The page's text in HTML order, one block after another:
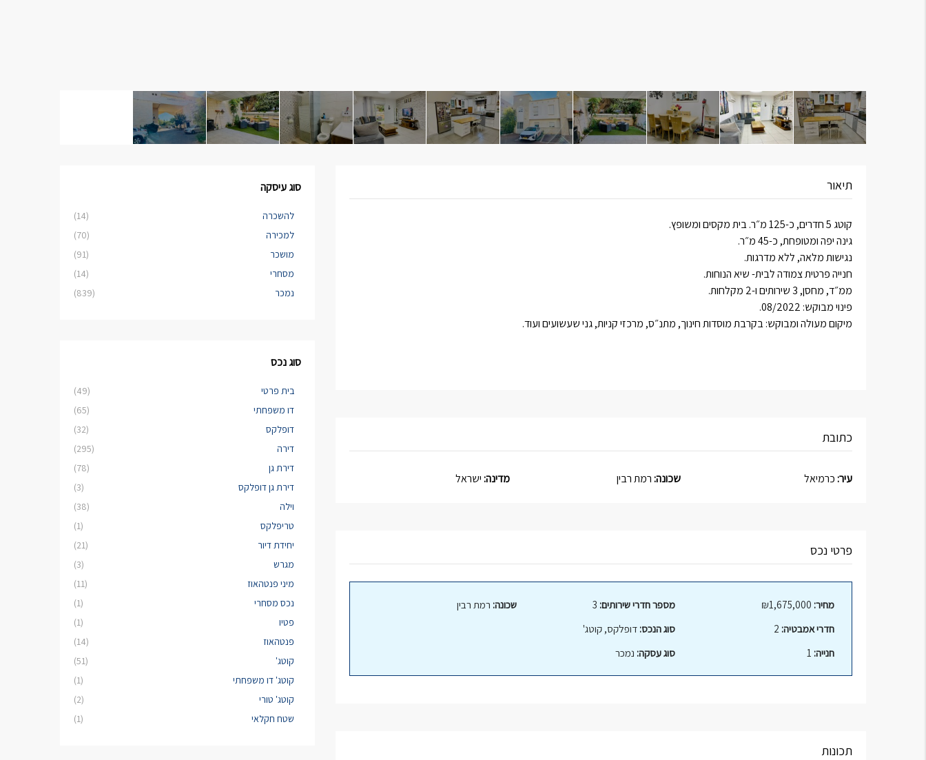
תיאור
קוטג 5 חדרים, כ-125 מ״ר. בית מקסים ומשופץ.
גינה יפה ומטופחת, כ-45 מ״ר.
נגישות מלאה, ללא מדרגות.
חנייה פרטית צמודה לבית- שיא הנוחות.
ממ״ד, מחסן, 3 שירותים ו-2 מקלחות.
פינוי מבוקש: 08/2022.
מיקום מעולה ומבוקש: בקרבת מוסדות חינוך, מתנ״ס, מרכזי קניות, גני שעשועים ועוד.
כתובת
עיר:כרמיאל שכונה:רמת רבין מדינה:ישראל
פרטי נכס
מחיר:
חדרי אמבטיה:
חנייה:
מספר חדרי שירותים:
סוג הנכס: דופלקס, קוטג'
סוג עסקה: נמכר
שכונה: רמת רבין
תכונות
סוג עיסקה
להשכרה
(14)
למכירה
(70)
מושכר
(91)
מסחרי
(14)
נמכר
(839)
סוג נכס
בית פרטי
(49)
דו משפחתי
(65)
דופלקס
(32)
דירה
(295)
דירת גן
(78)
דירת גן דופלקס
(3)
וילה
(38)
טריפלקס
(1)
יחידת דיור
(21)
מגרש
(3)
מיני פנטהאוז
(11)
נכס מסחרי
(1)
פטיו
(1)
פנטהאוז
(14)
קוטג'
(51)
קוטג' דו משפחתי
(1)
קוטג' טורי
(2)
שטח חקלאי
(1)